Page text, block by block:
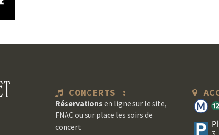
CONCERTS :
Réservations en ligne sur le site,
FNAC ou sur place les soirs de
concert